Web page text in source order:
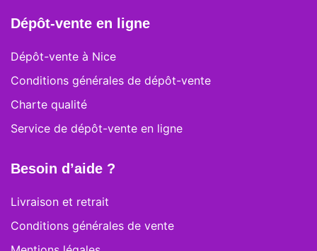
Dépôt-vente en ligne
Dépôt-vente à Nice
Conditions générales de dépôt-vente
Charte qualité
Service de dépôt-vente en ligne
Besoin d’aide ?
Livraison et retrait
Conditions générales de vente